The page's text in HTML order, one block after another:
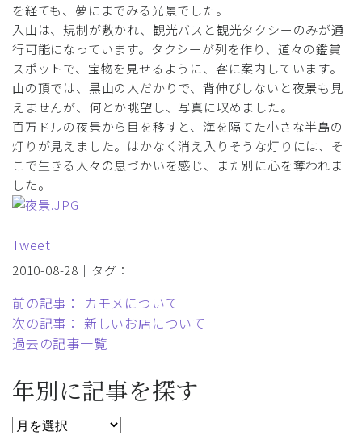
を経ても、夢にまでみる光景でした。
入山は、規制が敷かれ、観光バスと観光タクシーのみが通
行可能になっています。タクシーが列を作り、道々の鑑賞
スポットで、宝物を見せるように、客に案内しています。
山の頂では、黒山の人だかりで、背伸びしないと夜景も見
えませんが、何とか眺望し、写真に収めました。
百万ドルの夜景から目を移すと、海を隔てた小さな半島の
灯りが見えました。はかなく消え入りそうな灯りには、そ
こで生きる人々の息づかいを感じ、また別に心を奪われま
した。
Tweet
2010-08-28｜タグ：
前の記事： カモメについて
次の記事： 新しいお店について
過去の記事一覧
年別に記事を探す